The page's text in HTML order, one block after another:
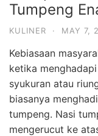
Tumpeng
KULINER · MAY 7,
Kebiasaan
ketika
syukuran atau
biasanya
tumpeng. Nasi
mengerucut ke